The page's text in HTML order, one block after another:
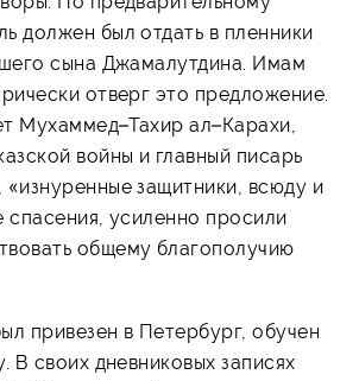
должен был отдать в пленники
сына Джамалутдина. Имам
отверг это предложение.
Мухаммед–Тахир ал–Карахи,
войны и главный писарь
защитники, всюду и
спасения, усиленно просили
общему благополучию
привезен в Петербург, обучен
В своих дневниковых записях